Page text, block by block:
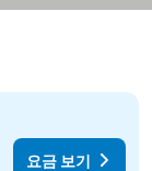
요금 보기